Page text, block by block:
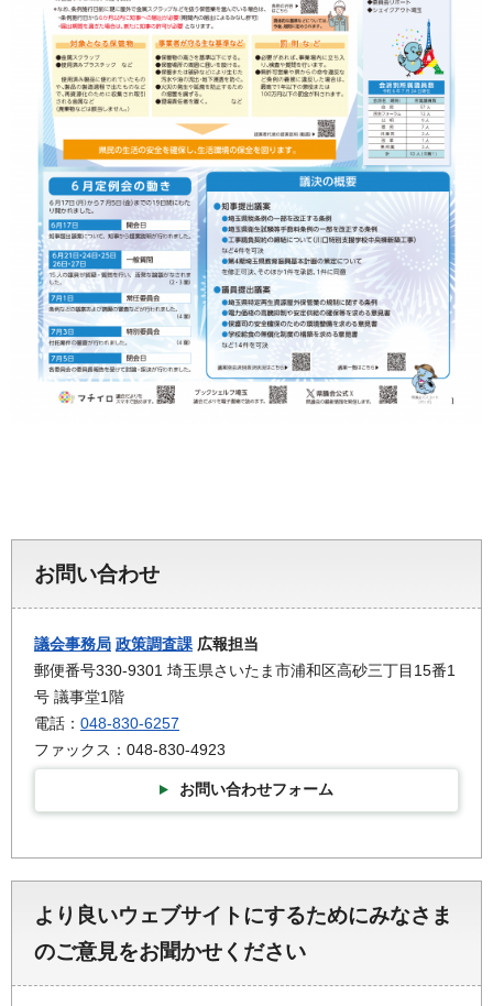
お問い合わせ
議会事務局 政策調査課 広報担当
郵便番号330-9301 埼玉県さいたま市浦和区高砂三丁目15番1
号 議事堂1階
電話： 048-830-6257
ファックス：048-830-4923
お問い合わせフォーム
より良いウェブサイトにするためにみなさま
のご意見をお聞かせください